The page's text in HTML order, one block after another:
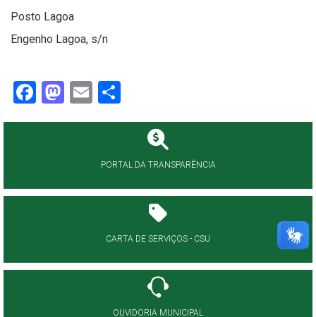
Posto Lagoa
Engenho Lagoa, s/n
Facebook
Mastodon
Email
PORTAL DA TRANSPARÊNCIA
CARTA DE SERVIÇOS - CSU
OUVIDORIA MUNICIPAL